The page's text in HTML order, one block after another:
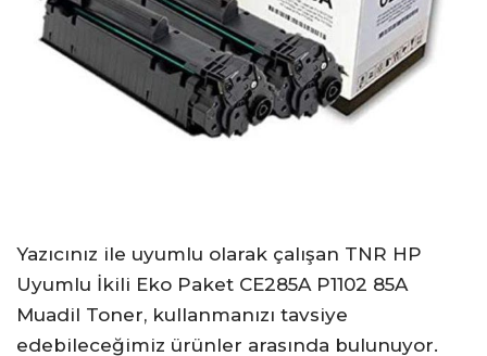
Yazıcınız ile uyumlu olarak çalışan TNR HP
Uyumlu İkili Eko Paket CE285A P1102 85A
Muadil Toner, kullanmanızı tavsiye
edebileceğimiz ürünler arasında bulunuyor.